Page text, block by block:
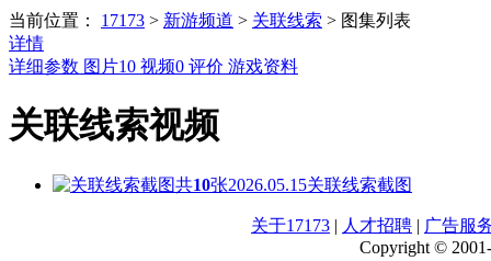
当前位置： 17173 > 新游频道 > 关联线索 > 图集列表
详情
详细参数 图片10 视频0 评价 游戏资料
关联线索视频
共10张2026.05.15关联线索截图
关于17173 | 人才招聘 | 广告服
Copyright ©